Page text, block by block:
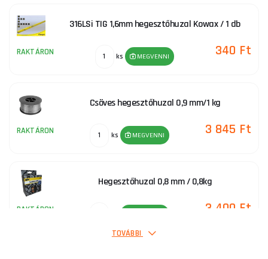
316LSi TIG 1,6mm hegesztőhuzal Kowax / 1 db
RAKTÁRON ks MEGVENNI 340 Ft
Csöves hegesztőhuzal 0,9 mm/1 kg
RAKTÁRON ks MEGVENNI 3 845 Ft
Hegesztőhuzal 0,8 mm / 0,8kg
RAKTÁRON 3 400 Ft
TOVÁBBI